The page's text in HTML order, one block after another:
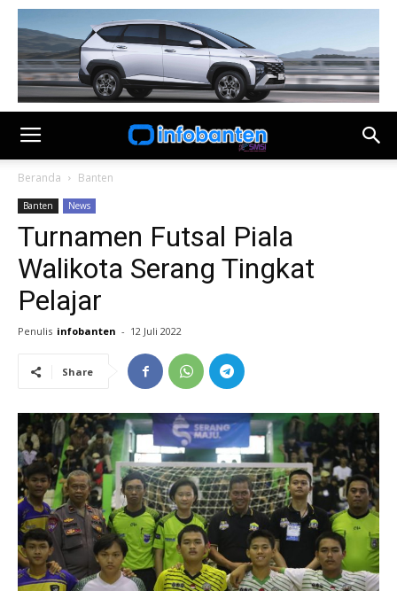
Beranda Banten
Banten News
Turnamen Futsal Piala
Walikota Serang Tingkat
Pelajar
Penulis infobanten - 12 Juli 2022
Share